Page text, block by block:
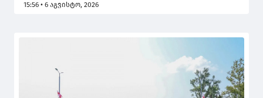
ბარამიძის ამ განცხადებას მოღალატეობრივს
15:56 • 6 აგვისტო, 2026